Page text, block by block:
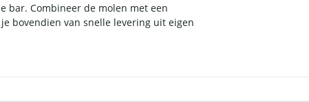
bar. Combineer de molen met een
bovendien van snelle levering uit eigen